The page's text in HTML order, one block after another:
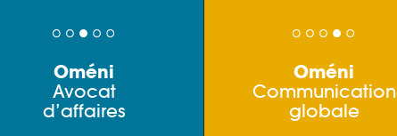
Oméni
Avocat
d’affaires
Oméni
Communication
globale